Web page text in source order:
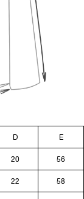
D E
20 56
22 58